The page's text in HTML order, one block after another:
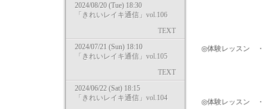
2024/08/20 (Tue) 18:30
「きれいレイキ通信」vol.106
TEXT
2024/07/21 (Sun) 18:10
「きれいレイキ通信」vol.105
TEXT
2024/06/22 (Sat) 18:15
「きれいレイキ通信」vol.104
◎体験レッスン ・
◎体験レッスン ・